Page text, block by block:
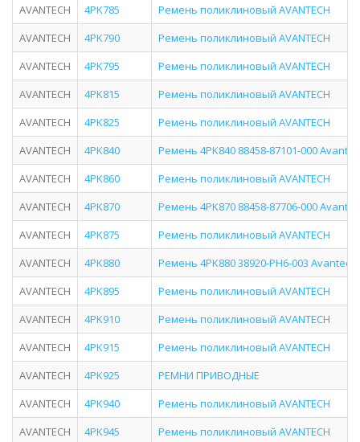
AVANTECH
4PK785
Ремень поликлиновый AVANTECH
AVANTECH
4PK790
Ремень поликлиновый AVANTECH
AVANTECH
4PK795
Ремень поликлиновый AVANTECH
AVANTECH
4PK815
Ремень поликлиновый AVANTECH
AVANTECH
4PK825
Ремень поликлиновый AVANTECH
AVANTECH
4PK840
Ремень 4PK840 88458-87101-000
AVANTECH
4PK860
Ремень поликлиновый AVANTECH
AVANTECH
4PK870
Ремень 4PK870 88458-87706-000
AVANTECH
4PK875
Ремень поликлиновый AVANTECH
AVANTECH
4PK880
Ремень 4PK880 38920-PH6-003
AVANTECH
4PK895
Ремень поликлиновый AVANTECH
AVANTECH
4PK910
Ремень поликлиновый AVANTECH
AVANTECH
4PK915
Ремень поликлиновый AVANTECH
AVANTECH
4PK925
РЕМНИ ПРИВОДНЫЕ
AVANTECH
4PK940
Ремень поликлиновый AVANTECH
AVANTECH
4PK945
Ремень поликлиновый AVANTECH